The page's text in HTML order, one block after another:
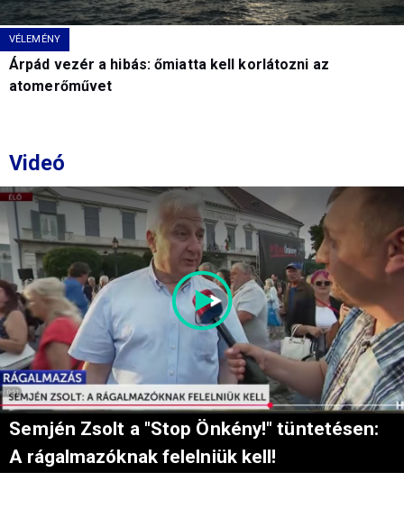
VÉLEMÉNY
Árpád vezér a hibás: őmiatta kell korlátozni az
atomerőművet
Videó
Semjén Zsolt a "Stop Önkény!" tüntetésen:
A rágalmazóknak felelniük kell!